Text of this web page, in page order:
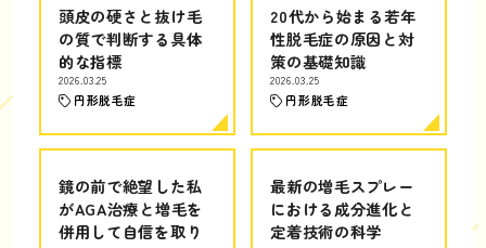
頭皮の硬さと抜け毛
の質で判断する具体
的な指標
2026.03.25
円形脱毛症
20代から始まる若年
性脱毛症の原因と対
策の基礎知識
2026.03.25
円形脱毛症
鏡の前で絶望した私
がAGA治療と増毛を
併用して自信を取り
最新の増毛スプレー
における成分進化と
定着技術の科学